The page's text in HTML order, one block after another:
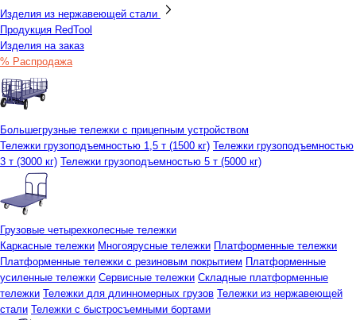
Изделия из нержавеющей стали
Продукция RedTool
Изделия на заказ
% Распродажа
Большегрузные тележки с прицепным устройством
Тележки грузоподъемностью 1,5 т (1500 кг) Тележки грузоподъемностью
3 т (3000 кг) Тележки грузоподъемностью 5 т (5000 кг)
Грузовые четырехколесные тележки
Каркасные тележки Многоярусные тележки Платформенные тележки
Платформенные тележки с резиновым покрытием Платформенные
усиленные тележки Сервисные тележки Складные платформенные
тележки Тележки для длинномерных грузов Тележки из нержавеющей
стали Тележки с быстросъемными бортами